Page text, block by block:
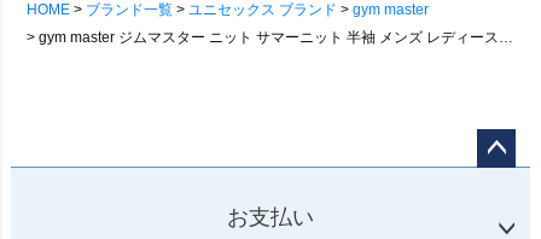
HOME ブランド一覧 ユニセックス ブランド
gym master
gym master ジムマスター ニット サマーニット 半袖 メンズ レディース クルーネック レーヨン ナイロン 涼しい カレッジロゴ ジャガード 犬 アニマル キャラクター 配色 大きいサイズ カジュアル 夏 パティ
お支払い